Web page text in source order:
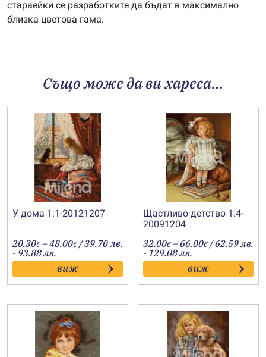
стараейки се разработките да бъдат в максимално
близка цветова гама.
Също може да ви хареса…
У дома 1:1-20121207
20.30€ –48.00€Price
range:
20.30€
through
48.00€
/ 39.70 лв.
- 93.88 лв.
виж
Щастливо детство 1:4-
20091204
32.00€ –66.00€Price
range:
32.00€
through
66.00€
/ 62.59 лв.
- 129.08 лв.
виж